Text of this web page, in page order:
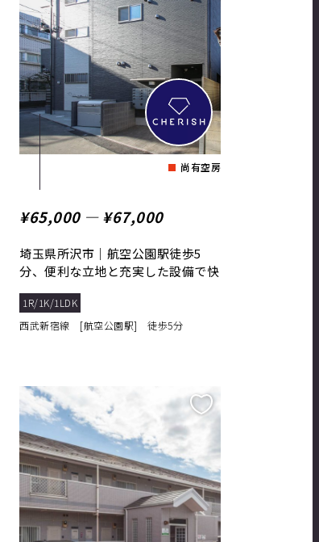
尚有空房
¥65,000 ― ¥67,000
埼玉県所沢市｜航空公園駅徒歩5
分、便利な立地と充実した設備で快
1R/1K/1LDK
西武新宿線 [航空公園駅] 徒歩5分